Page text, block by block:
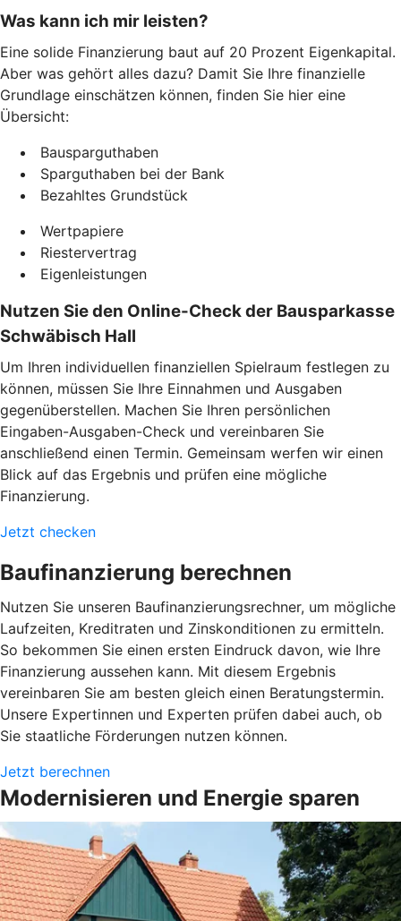
Was kann ich mir leisten?
Eine solide Finanzierung baut auf 20 Prozent Eigenkapital.
Aber was gehört alles dazu? Damit Sie Ihre finanzielle
Grundlage einschätzen können, finden Sie hier eine
Übersicht:
Bausparguthaben
Sparguthaben bei der Bank
Bezahltes Grundstück
Wertpapiere
Riestervertrag
Eigenleistungen
Nutzen Sie den Online-Check der Bausparkasse
Schwäbisch Hall
Um Ihren individuellen finanziellen Spielraum festlegen zu
können, müssen Sie Ihre Einnahmen und Ausgaben
gegenüberstellen. Machen Sie Ihren persönlichen
Eingaben-Ausgaben-Check und vereinbaren Sie
anschließend einen Termin. Gemeinsam werfen wir einen
Blick auf das Ergebnis und prüfen eine mögliche
Finanzierung.
Jetzt checken
Baufinanzierung berechnen
Nutzen Sie unseren Baufinanzierungsrechner, um mögliche
Laufzeiten, Kreditraten und Zinskonditionen zu ermitteln.
So bekommen Sie einen ersten Eindruck davon, wie Ihre
Finanzierung aussehen kann. Mit diesem Ergebnis
vereinbaren Sie am besten gleich einen Beratungstermin.
Unsere Expertinnen und Experten prüfen dabei auch, ob
Sie staatliche Förderungen nutzen können.
Jetzt berechnen
Modernisieren und Energie sparen